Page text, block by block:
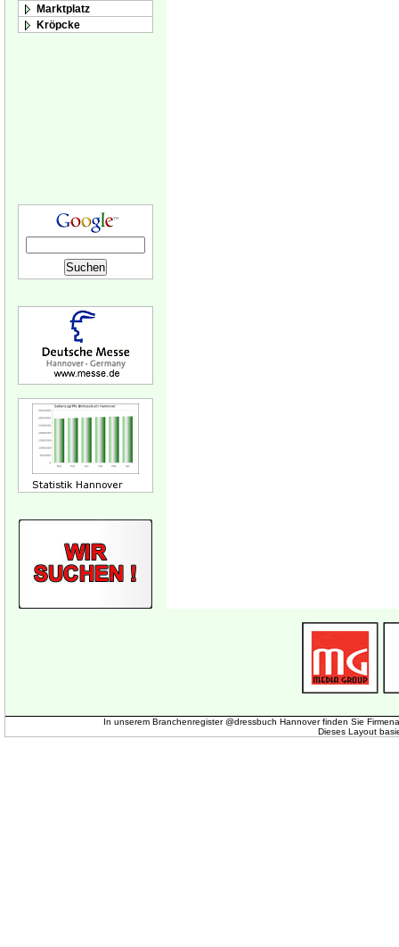
Marktplatz
Kröpcke
In unserem Branchenregister @dressbuch Hannover finden Sie
Dieses Layout